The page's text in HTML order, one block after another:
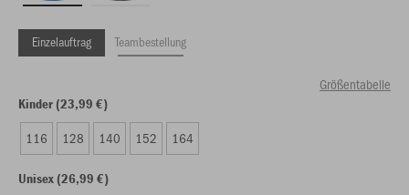
Einzelauftrag Teambestellung
Größentabelle
Kinder (23,99 €)
116 128 140 152 164
Unisex (26,99 €)